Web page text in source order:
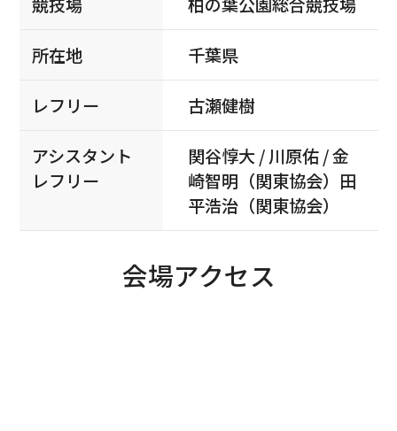
所在地 千葉県
レフリー 古瀬健樹
アシスタント
レフリー
関谷惇大 / 川原佑 / 金
崎智明（関東協会）田
平浩治（関東協会）
会場アクセス